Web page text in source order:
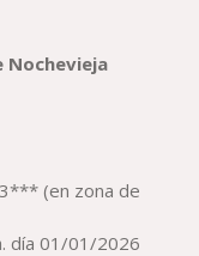
Nochevieja
(en zona de
día 01/01/2026